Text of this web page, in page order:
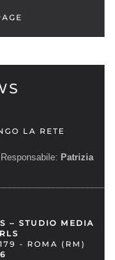
LA RETE
Patrizia
– STUDIO MEDIA
- ROMA (RM)